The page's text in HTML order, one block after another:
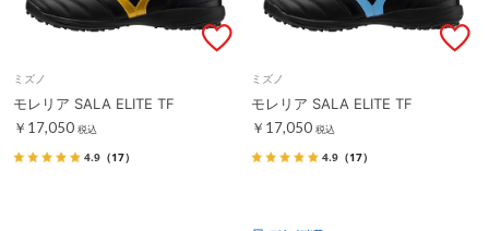
ミズノ
モレリア SALA ELITE TF
￥17,050 税込
4.9 （17）
ミズノ
モレリア SALA ELITE TF
￥17,050 税込
4.9 （17）